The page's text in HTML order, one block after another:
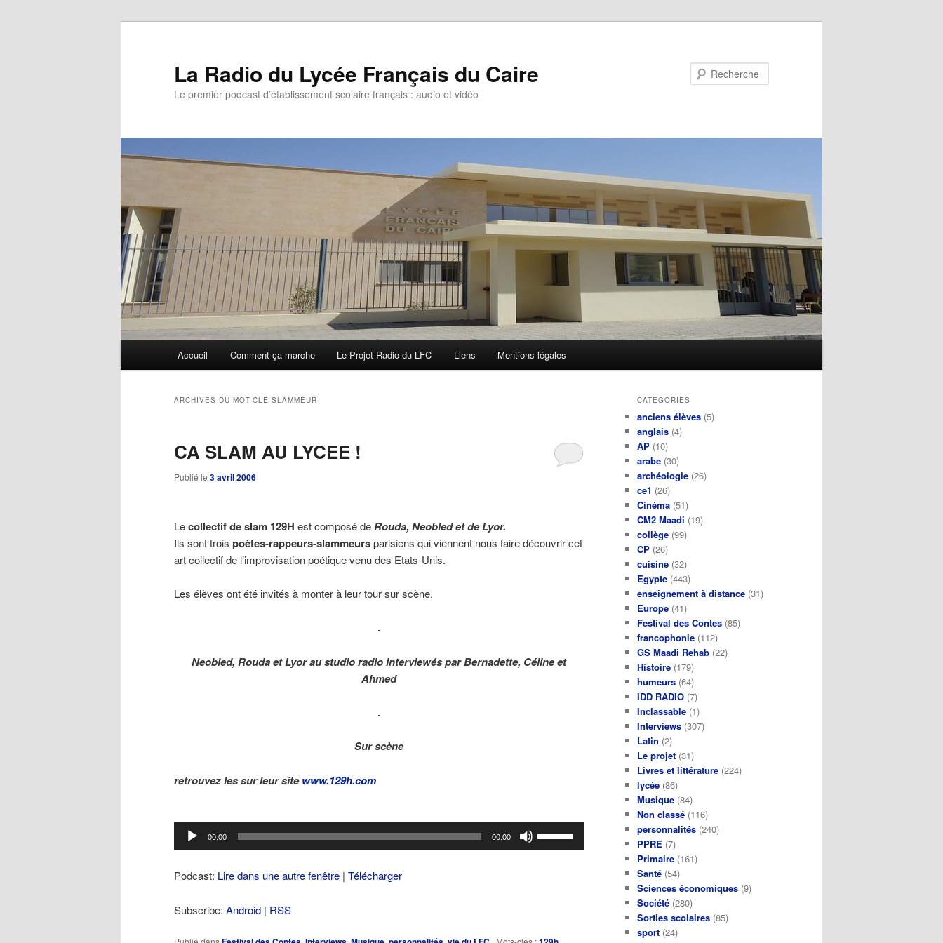
La Radio du Lycée Français du Caire
Le premier podcast d’établissement scolaire français : audio et vidéo
Aller
principal
Aller
secondaire
Accueil Comment ça marche Le Projet Radio du LFC Liens Mentions légales
ARCHIVES DU MOT-CLÉ SLAMMEUR
CA SLAM AU LYCEE !
Publié le 3 avril 2006
Lecollectif de slam 129H est composé deRouda, Neobled et de Lyor.
Ils sont trois poètes-rappeurs-slammeursparisiens qui viennent nous faire découvrir cet
art collectif de l’improvisation poétique venu des Etats-Unis.
Les élèves ont été invités à monter à leur tour sur scène.
Neobled, Rouda et Lyor au studio radio interviewés par Bernadette, Céline et
Ahmed
Sur scène
retrouvez les sur leur sitewww.129h.com
Lecteur
audio
00:00 00:00
Podcast: Lire dans une autre fenêtre | Télécharger
Subscribe: Android | RSS
CATÉGORIES
anciens élèves (5)
anglais (4)
AP (10)
arabe (30)
archéologie (26)
ce1 (26)
Cinéma (51)
CM2 Maadi (19)
collège (99)
CP (26)
cuisine (32)
Egypte (443)
enseignement à distance (31)
Europe (41)
Festival des Contes (85)
francophonie (112)
GS Maadi Rehab (22)
Histoire (179)
humeurs (64)
IDD RADIO (7)
Inclassable (1)
Interviews (307)
Latin (2)
Le projet (31)
Livres et littérature (224)
lycée (86)
Musique (84)
Non classé (116)
personnalités (240)
PPRE (7)
Primaire (161)
Santé (54)
Sciences économiques (9)
Société (280)
Sorties scolaires (85)
sport (24)